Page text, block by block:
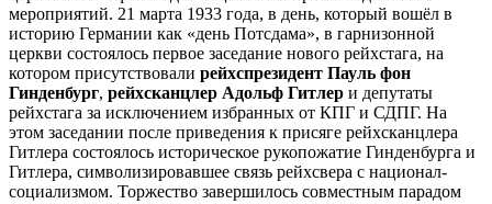
мероприятий. 21 марта 1933 года, в день, который вошёл в
историю Германии как «день Потсдама», в гарнизонной
церкви состоялось первое заседание нового рейхстага, на
котором присутствовали рейхспрезидент Пауль фон
Гинденбург, рейхсканцлер Адольф Гитлер и депутаты
рейхстага за исключением избранных от КПГ и СДПГ. На
этом заседании после приведения к присяге рейхсканцлера
Гитлера состоялось историческое рукопожатие Гинденбурга и
Гитлера, символизировавшее связь рейхсвера с национал-
социализмом. Торжество завершилось совместным парадом